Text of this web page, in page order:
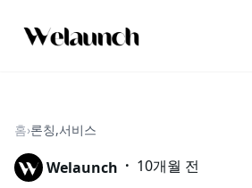
홈›론칭,서비스
Welaunch · 10개월 전